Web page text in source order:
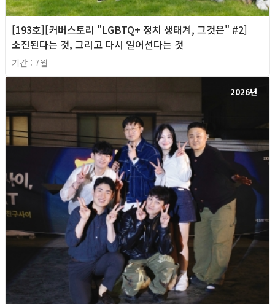
[193호][커버스토리 "LGBTQ+ 정치 생태계, 그것은" #2]
소진된다는 것, 그리고 다시 일어선다는 것
기간 : 7월
2026년